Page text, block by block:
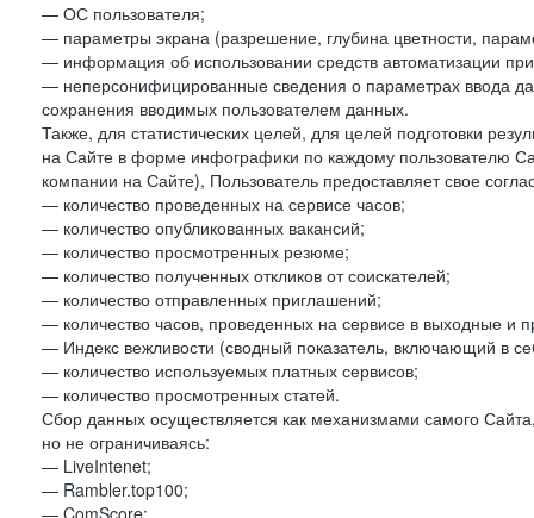
— ОС пользователя;
— параметры экрана (разрешение, глубина цветности,
— информация об использовании средств автоматизации
— неперсонифицированные сведения о параметрах ввода
сохранения вводимых пользователем данных.
Также, для статистических целей, для целей подготовки
на Сайте в форме инфографики по каждому пользователю
компании на Сайте), Пользователь предоставляет свое
— количество проведенных на сервисе часов;
— количество опубликованных вакансий;
— количество просмотренных резюме;
— количество полученных откликов от соискателей;
— количество отправленных приглашений;
— количество часов, проведенных на сервисе в выходные и
— Индекс вежливости (сводный показатель, включающий в
— количество используемых платных сервисов;
— количество просмотренных статей.
Сбор данных осуществляется как механизмами самого
но не ограничиваясь:
— LiveIntenet;
— Rambler.top100;
— ComScore;